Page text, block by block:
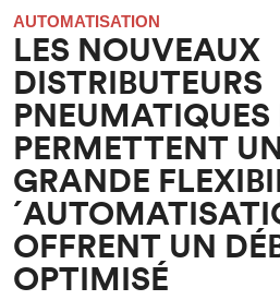
AUTOMATISATION
LES NOUVEAUX
DISTRIBUTEURS
PNEUMATIQUES
PERMETTENT
GRANDE
OFFRENT UN
OPTIMISÉ